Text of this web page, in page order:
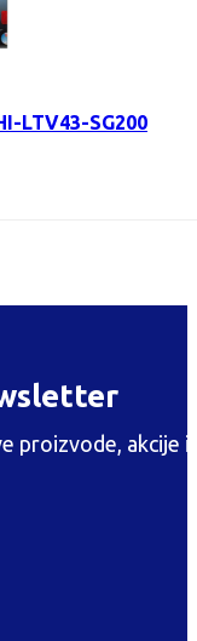
LTV43-SG200
proizvode, akcije